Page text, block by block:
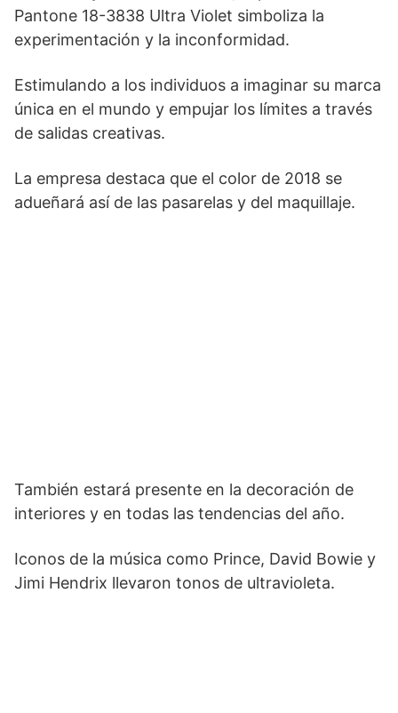
Pantone 18-3838 Ultra Violet simboliza la
experimentación y la inconformidad.
Estimulando a los individuos a imaginar su marca
única en el mundo y empujar los límites a través
de salidas creativas.
La empresa destaca que el color de 2018 se
adueñará así de las pasarelas y del maquillaje.
También estará presente en la decoración de
interiores y en todas las tendencias del año.
Iconos de la música como Prince, David Bowie y
Jimi Hendrix llevaron tonos de ultravioleta.